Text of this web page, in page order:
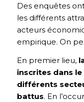
Des enquêtes
les différents
acteurs
empirique. On
En premier lieu,
inscrites dans
différents
battus. En